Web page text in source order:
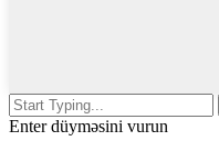
Enter düyməsini vurun